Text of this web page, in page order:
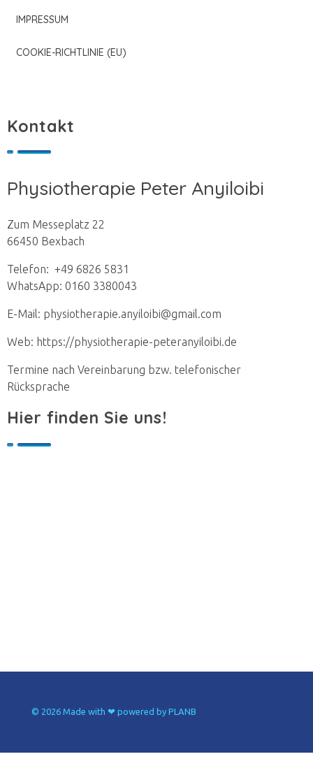
IMPRESSUM
COOKIE-RICHTLINIE (EU)
Kontakt
Physiotherapie Peter Anyiloibi
Zum Messeplatz 22
66450 Bexbach
Telefon: +49 6826 5831
WhatsApp: 0160 3380043
E-Mail: physiotherapie.anyiloibi@gmail.com
Web: https://physiotherapie-peteranyiloibi.de
Termine nach Vereinbarung bzw. telefonischer
Rücksprache
Hier finden Sie uns!
© 2026 Made with ❤ powered by PLANB